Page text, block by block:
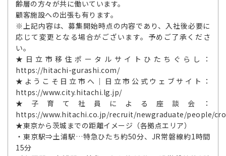
齢層の方々が共に働いています。
顧客施設への出張も有ります。
※上記内容は、募集開始時点の内容であり、入社後必要に
応じて変更となる場合がございます。予めご了承くださ
い。
★日立市移住ポータルサイトひたちぐらし：
https://hitachi-gurashi.com/
★ようこそ日立市へ｜日立市公式ウェブサイト：
https://www.city.hitachi.lg.jp/
★子育て社員による座談会：
https://www.hitachi.co.jp/recruit/newgraduate/people/
★東京から茨城までの距離イメージ（各拠点エリア）
・東京駅⇒土浦駅…特急ひたち約50分、JR常磐線約1時間
15分